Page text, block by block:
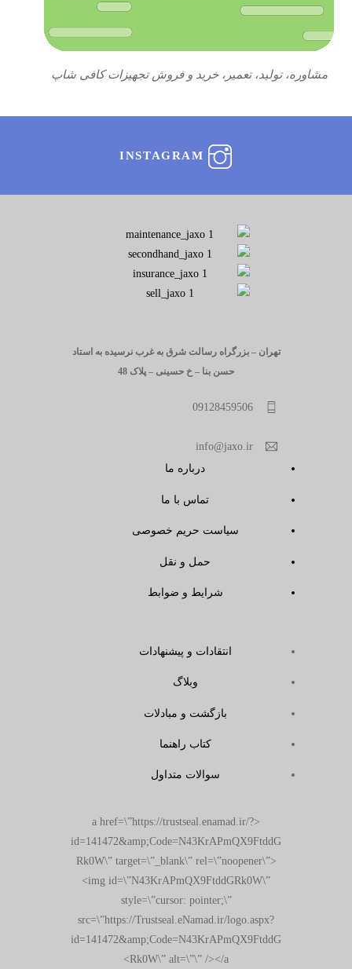
مشاوره، تولید، تعمیر، خرید و فروش تجهیزات کافی شاپ
INSTAGRAM
تهران – بزرگراه رسالت شرق به غرب نرسیده به استاد
حسن بنا – خ حسینی – پلاک 48
09128459506
info@jaxo.ir
درباره ما
تماس با ما
سیاست حریم خصوصی
حمل و نقل
شرایط و ضوابط
انتقادات و پیشنهادات
وبلاگ
بازگشت و مبادلات
کتاب راهنما
سوالات متداول
<a href=\”https://trustseal.enamad.ir/?
id=141472&amp;Code=N43KrAPmQX9FtddG
Rk0W\” target=\”_blank\” rel=\”noopener\”>
<img id=\”N43KrAPmQX9FtddGRk0W\”
style=\”cursor: pointer;\”
src=\”https://Trustseal.eNamad.ir/logo.aspx?
id=141472&amp;Code=N43KrAPmQX9FtddG
Rk0W\” alt=\”\” /></a>